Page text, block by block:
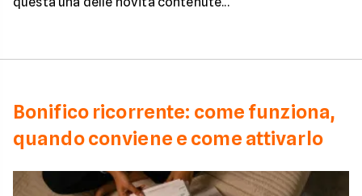
Bonifico ricorrente: come funziona,
quando conviene e come attivarlo